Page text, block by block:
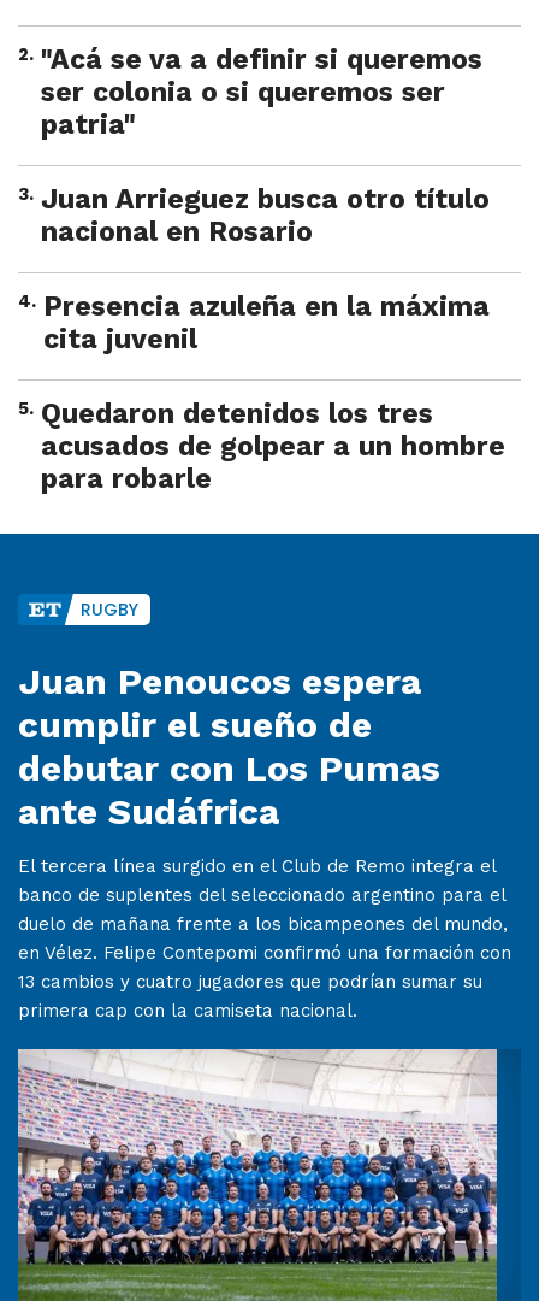
2. "Acá se va a definir si queremos
ser colonia o si queremos ser
patria"
3. Juan Arrieguez busca otro título
nacional en Rosario
4. Presencia azuleña en la máxima
cita juvenil
5. Quedaron detenidos los tres
acusados de golpear a un hombre
para robarle
RUGBY
Juan Penoucos espera
cumplir el sueño de
debutar con Los Pumas
ante Sudáfrica
El tercera línea surgido en el Club de Remo integra el
banco de suplentes del seleccionado argentino para el
duelo de mañana frente a los bicampeones del mundo,
en Vélez. Felipe Contepomi confirmó una formación con
13 cambios y cuatro jugadores que podrían sumar su
primera cap con la camiseta nacional.